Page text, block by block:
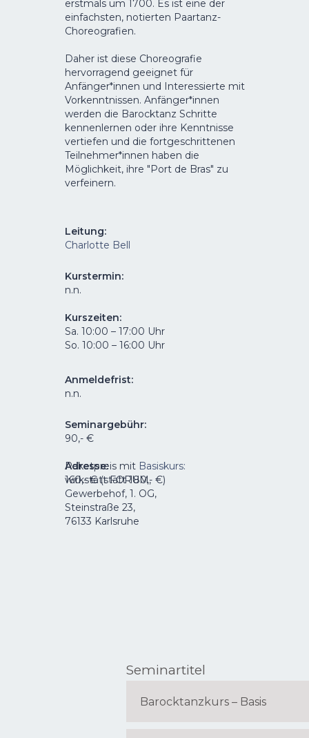
erstmals um 1700. Es ist eine der
einfachsten, notierten Paartanz-
Choreografien.
Daher ist diese Choreografie
hervorragend geeignet für
Anfänger*innen und Interessierte mit
Vorkenntnissen. Anfänger*innen
werden die Barocktanz Schritte
kennenlernen oder ihre Kenntnisse
vertiefen und die fortgeschrittenen
Teilnehmer*innen haben die
Möglichkeit, ihre "Port de Bras" zu
verfeinern.
Adresse:
wirkstatt FORUM,
Gewerbehof, 1. OG,
Steinstraße 23,
76133 Karlsruhe
Kurstermin:
n.n.
Leitung:
Charlotte Bell
Kurszeiten:
Sa. 10:00 – 17:00 Uhr
So. 10:00 – 16:00 Uhr
Anmeldefrist:
n.n.
Seminargebühr:
90,- €
Paketpreis mit Basiskurs:
160,- € (statt 180,- €)
Seminartitel